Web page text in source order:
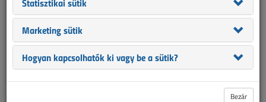
2002. októberi lapszám
Ha egy épületről beszélünk, az ember nem is sejtené,
hogy milyen fontos szerepet tölt be a világítás.
Nemcsak azért, mert egy átlagos épület
energiaigényének akár 60-80%-át is kiteheti, hanem
Marketing sütik
Hogyan kapcsolhatók ki vagy be a sütik?
Bezár